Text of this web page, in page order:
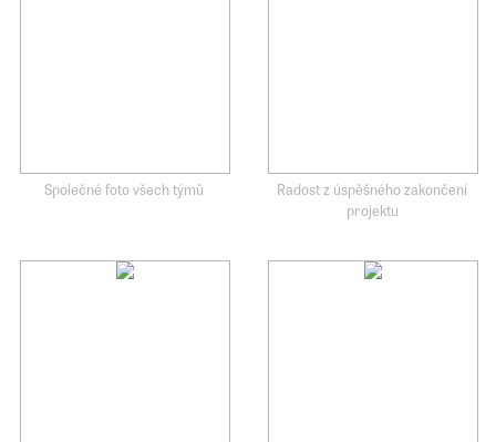
Společné foto všech týmů
Radost z úspěšného zakončení
projektu